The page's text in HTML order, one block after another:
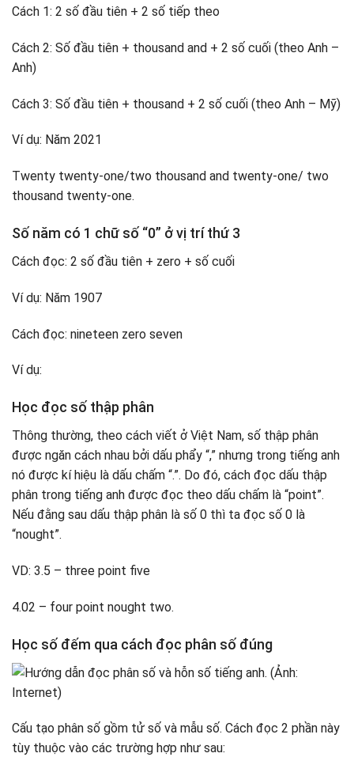
Cách 1: 2 số đầu tiên + 2 số tiếp theo
Cách 2: Số đầu tiên + thousand and + 2 số cuối (theo Anh –
Anh)
Cách 3: Số đầu tiên + thousand + 2 số cuối (theo Anh – Mỹ)
Ví dụ: Năm 2021
Twenty twenty-one/two thousand and twenty-one/ two
thousand twenty-one.
Số năm có 1 chữ số “0” ở vị trí thứ 3
Cách đọc: 2 số đầu tiên + zero + số cuối
Ví dụ: Năm 1907
Cách đọc: nineteen zero seven
Ví dụ:
Học đọc số thập phân
Thông thường, theo cách viết ở Việt Nam, số thập phân
được ngăn cách nhau bởi dấu phẩy “,” nhưng trong tiếng anh
nó được kí hiệu là dấu chấm “.”. Do đó, cách đọc dấu thập
phân trong tiếng anh được đọc theo dấu chấm là “point”.
Nếu đằng sau dấu thập phân là số 0 thì ta đọc số 0 là
“nought”.
VD: 3.5 – three point five
4.02 – four point nought two.
Học số đếm qua cách đọc phân số đúng
Cấu tạo phân số gồm tử số và mẫu số. Cách đọc 2 phần này
tùy thuộc vào các trường hợp như sau: